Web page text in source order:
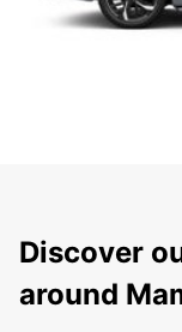
Discover
around